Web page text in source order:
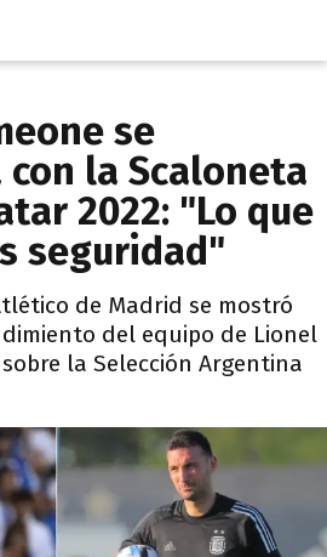
se
la Scaloneta
2022: "Lo que
seguridad"
de Madrid se mostró
del equipo de Lionel
la Selección Argentina